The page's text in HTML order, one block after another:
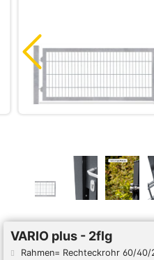
VARIO plus - 2flg
Rahmen= Rechteckrohr 60/40/